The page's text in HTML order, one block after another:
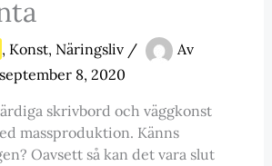
, Konst, Näringsliv/
Av
september 8, 2020
skrivbord och väggkonst
massproduktion. Känns
Oavsett så kan det vara slut